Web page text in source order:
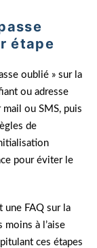
étape
oublié » sur la
ou adresse
ou SMS, puis
de
pour éviter le
FAQ sur la
moins à l’aise
ces étapes